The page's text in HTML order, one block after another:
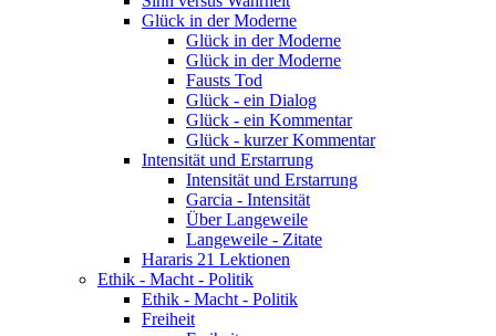
Glück in der Moderne
Glück in der Moderne
Glück in der Moderne
Fausts Tod
Glück - ein Dialog
Glück - ein Kommentar
Glück - kurzer Kommentar
Intensität und Erstarrung
Intensität und Erstarrung
Garcia - Intensität
Über Langeweile
Langeweile - Zitate
Hararis 21 Lektionen
Ethik - Macht - Politik
Ethik - Macht - Politik
Freiheit